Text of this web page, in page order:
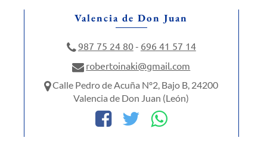
Valencia de Don Juan
987 75 24 80- 696 41 57 14
robertoinaki@gmail.com
Calle Pedro de Acuña Nº2, Bajo B, 24200
Valencia de Don Juan (León)